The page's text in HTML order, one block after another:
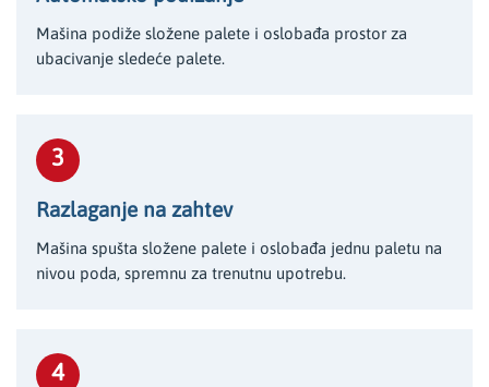
Mašina podiže složene palete i oslobađa prostor za
ubacivanje sledeće palete.
3
Razlaganje na zahtev
Mašina spušta složene palete i oslobađa jednu paletu na
nivou poda, spremnu za trenutnu upotrebu.
4